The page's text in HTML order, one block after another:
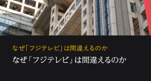
なぜ「フジテレビ」は間違えるのか
なぜ「フジテレビ」は間違えるのか